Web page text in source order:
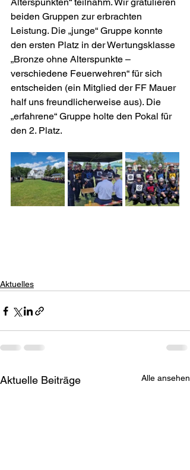
beiden Gruppen zur erbrachten
Leistung. Die „junge“ Gruppe konnte
den ersten Platz in der Wertungsklasse
„Bronze ohne Alterspunkte –
verschiedene Feuerwehren“ für sich
entscheiden (ein Mitglied der FF Mauer
half uns freundlicherweise aus). Die
„erfahrene“ Gruppe holte den Pokal für
den 2. Platz.
Aktuelles
Aktuelle Beiträge Alle ansehen